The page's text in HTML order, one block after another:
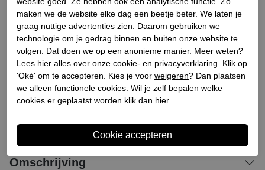
Materiaal buitenkant
Leer
Materiaal binnenkant
Leer
Materiaal zool
Leer
Hakhoogte
5
Schachthoogte
16.5
Winkelvoorraad
Omschrijving
maken we de website elke dag een beetje beter. We laten je
graag nuttige advertenties zien. Daarom gebruiken we
technologie om je gedrag binnen en buiten onze website te
volgen. Dat doen we op een anonieme manier. Meer weten?
Lees hier alles over onze cookie- en privacyverklaring. Klik op
'Oké' om te accepteren. Kies je voor weigeren? Dan plaatsen
we alleen functionele cookies. Wil je zelf bepalen welke
cookies er geplaatst worden klik dan hier.